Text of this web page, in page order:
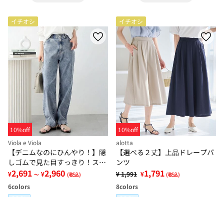
イチオシ
10%off
Viola e Viola
【デニムなのにひんやり！】隠
しゴムで見た目すっきり！スト
レッチ楽ちんデニム
¥2,691 ～ ¥2,960 (税込)
6colors
イチオシ
10%off
alotta
【選べる２丈】上品ドレープパ
ンツ
¥ 1,991 ¥1,791 (税込)
8colors